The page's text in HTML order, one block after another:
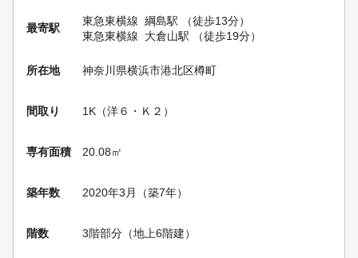
最寄駅
東急東横線 綱島駅 （徒歩13分）
東急東横線
大倉山駅 （徒歩19分）
所在地 神奈川県横浜市港北区樽町
間取り 1K（洋６・Ｋ２）
専有面積 20.08㎡
築年数 2020年3月（築7年）
階数 3階部分（地上6階建）